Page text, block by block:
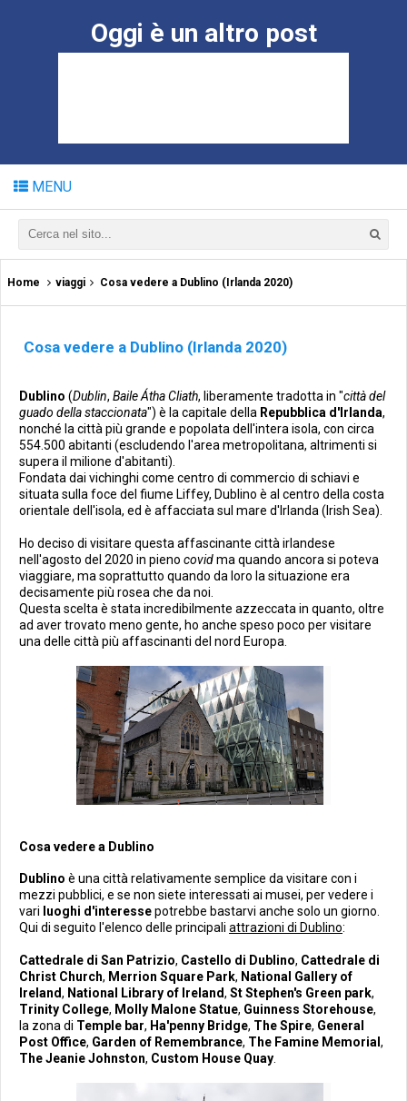
Oggi è un altro post
MENU
Home viaggi Cosa vedere a Dublino (Irlanda 2020)
Cosa vedere a Dublino (Irlanda 2020)
Dublino (Dublin, Baile Átha Cliath, liberamente tradotta in "città del
guado della staccionata") è la capitale della Repubblica d'Irlanda,
nonché la città più grande e popolata dell'intera isola, con circa
554.500 abitanti (escludendo l'area metropolitana, altrimenti si
supera il milione d'abitanti).
Fondata dai vichinghi come centro di commercio di schiavi e
situata sulla foce del fiume Liffey, Dublino è al centro della costa
orientale dell'isola, ed è affacciata sul mare d'Irlanda (Irish Sea).
Ho deciso di visitare questa affascinante città irlandese
nell'agosto del 2020 in pieno covidma quando ancora si poteva
viaggiare, ma soprattutto quando da loro la situazione era
decisamente più rosea che da noi.
Questa scelta è stata incredibilmente azzeccata in quanto, oltre
ad aver trovato meno gente, ho anche speso poco per visitare
una delle città più affascinanti del nord Europa.
Cosa vedere a Dublino
Dublino è una città relativamente semplice da visitare con i
mezzi pubblici, e se non siete interessati ai musei, per vedere i
vari luoghi d'interessepotrebbe bastarvi anche solo un giorno.
Qui di seguito l'elenco delle principali attrazioni di Dublino:
Cattedrale di San Patrizio, Castello di Dublino, Cattedrale di
Christ Church, Merrion Square Park, National Gallery of
Ireland, National Library of Ireland, St Stephen's Green park,
Trinity College, Molly Malone Statue, Guinness Storehouse,
la zona di Temple bar, Ha'penny Bridge, The Spire, General
Post Office, Garden of Remembrance, The Famine Memorial ,
The Jeanie Johnston, Custom House Quay